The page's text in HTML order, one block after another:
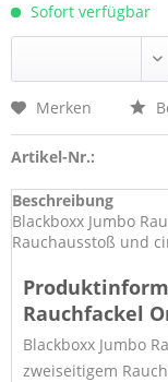
Sofort verfügbar
Merken
Artikel-Nr.:
Beschreibung
Blackboxx Jumbo
Rauchausstoß und
Rauchfackel
Blackboxx Jumbo
zweiseitigem